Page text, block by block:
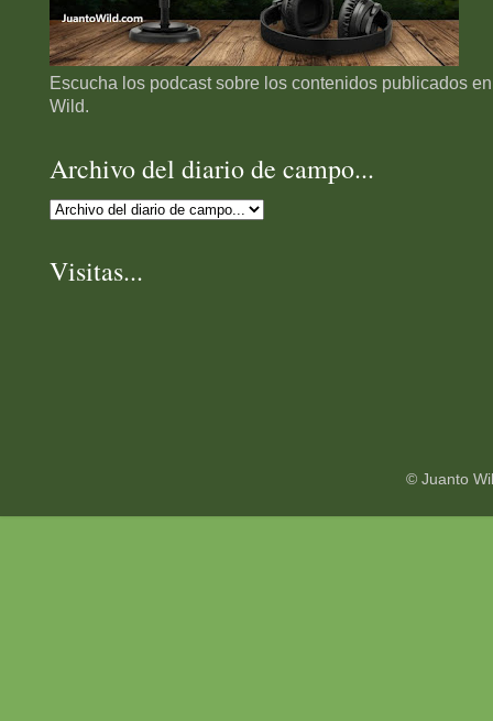
Escucha los podcast sobre los contenidos publicados
Wild.
Archivo del diario de campo...
Visitas...
© Juanto